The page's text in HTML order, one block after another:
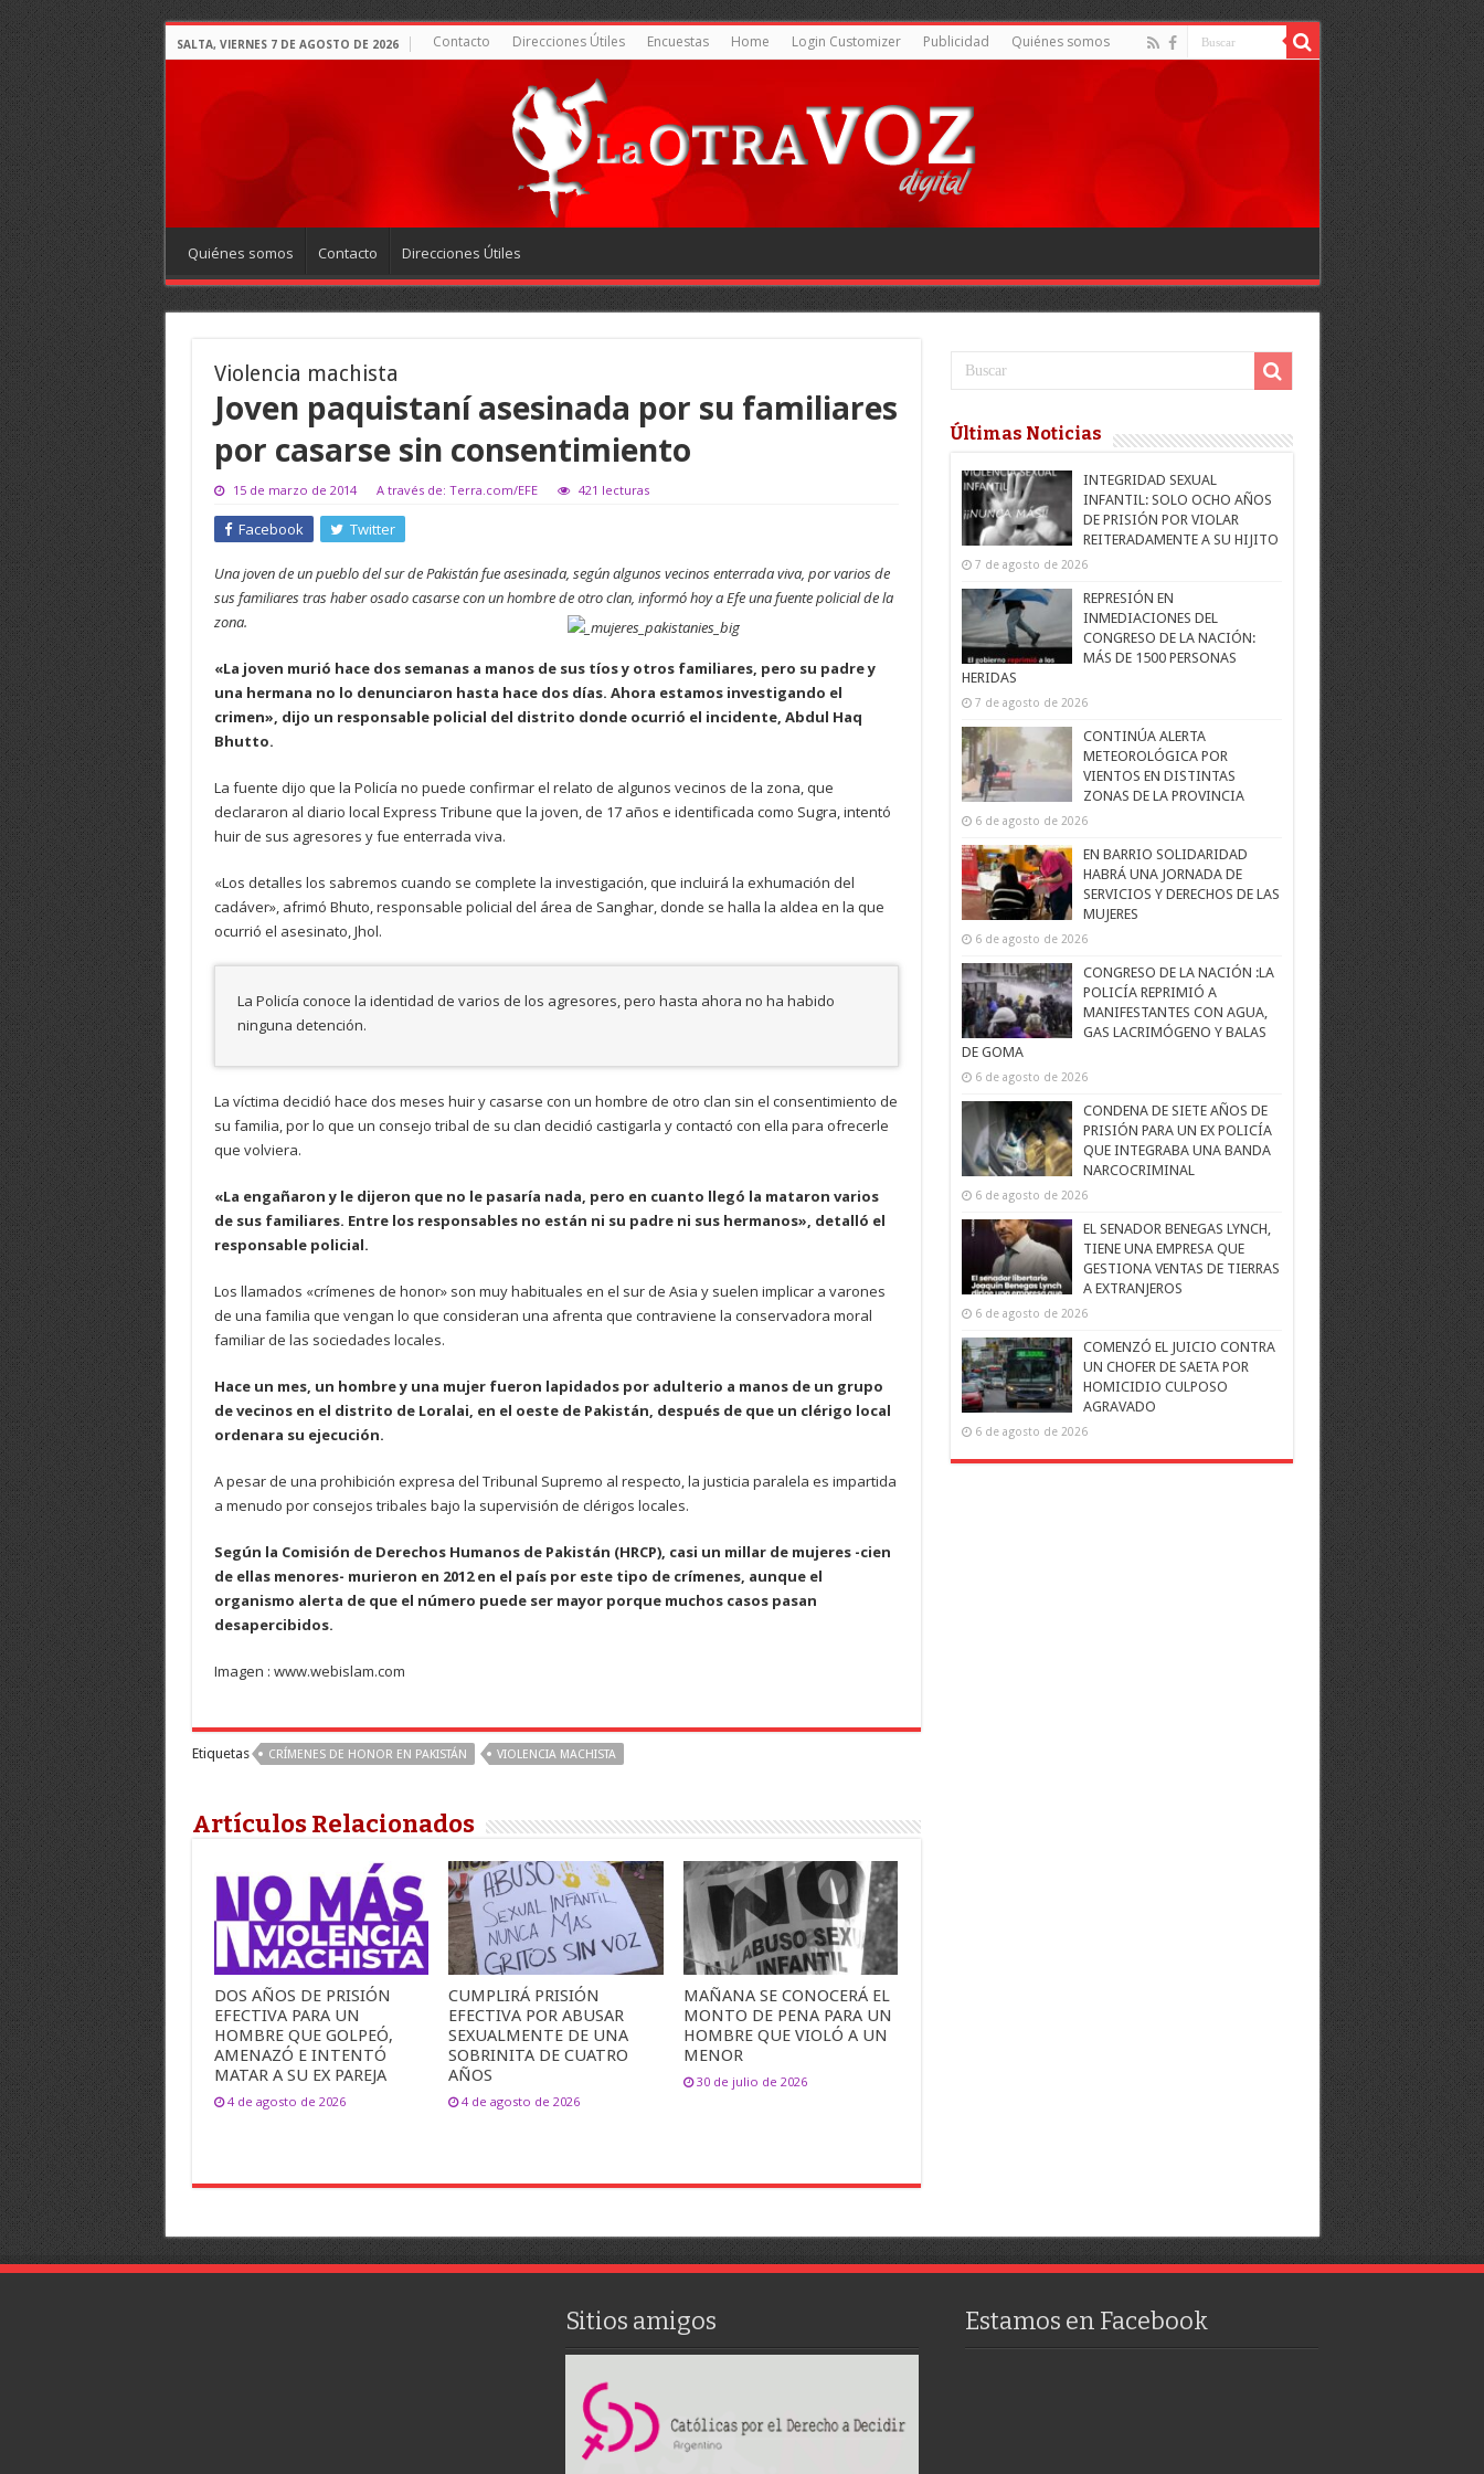
SALTA, VIERNES 7 DE AGOSTO DE 2026 Contacto Direcciones Útiles Encuestas Home Login Customizer Publicidad Quiénes somos
Quiénes somos Contacto Direcciones Útiles
Violencia machista
Joven paquistaní asesinada por su familiares
por casarse sin consentimiento
15 de marzo de 2014 A través de: Terra.com/EFE 421 lecturas
Facebook Twitter
Una joven de un pueblo del sur de Pakistán fue asesinada, según algunos vecinos enterrada viva, por varios de
sus familiares tras haber osado casarse con un hombre de otro clan, informó hoy a Efe una fuente policial de la
zona.
«La joven murió hace dos semanas a manos de sus tíos y otros familiares, pero su padre y
una hermana no lo denunciaron hasta hace dos días. Ahora estamos investigando el
crimen», dijo un responsable policial del distrito donde ocurrió el incidente, Abdul Haq
Bhutto.
La fuente dijo que la Policía no puede confirmar el relato de algunos vecinos de la zona, que
declararon al diario local Express Tribune que la joven, de 17 años e identificada como Sugra, intentó
huir de sus agresores y fue enterrada viva.
«Los detalles los sabremos cuando se complete la investigación, que incluirá la exhumación del
cadáver», afrimó Bhuto, responsable policial del área de Sanghar, donde se halla la aldea en la que
ocurrió el asesinato, Jhol.
La Policía conoce la identidad de varios de los agresores, pero hasta ahora no ha habido
ninguna detención.
La víctima decidió hace dos meses huir y casarse con un hombre de otro clan sin el consentimiento de
su familia, por lo que un consejo tribal de su clan decidió castigarla y contactó con ella para ofrecerle
que volviera.
«La engañaron y le dijeron que no le pasaría nada, pero en cuanto llegó la mataron varios
de sus familiares. Entre los responsables no están ni su padre ni sus hermanos», detalló el
responsable policial.
Los llamados «crímenes de honor» son muy habituales en el sur de Asia y suelen implicar a varones
de una familia que vengan lo que consideran una afrenta que contraviene la conservadora moral
familiar de las sociedades locales.
Hace un mes, un hombre y una mujer fueron lapidados por adulterio a manos de un grupo
de vecinos en el distrito de Loralai, en el oeste de Pakistán, después de que un clérigo local
ordenara su ejecución.
A pesar de una prohibición expresa del Tribunal Supremo al respecto, la justicia paralela es impartida
a menudo por consejos tribales bajo la supervisión de clérigos locales.
Según la Comisión de Derechos Humanos de Pakistán (HRCP), casi un millar de mujeres -cien
de ellas menores- murieron en 2012 en el país por este tipo de crímenes, aunque el
organismo alerta de que el número puede ser mayor porque muchos casos pasan
desapercibidos.
Imagen : www.webislam.com
Etiquetas CRÍMENES DE HONOR EN PAKISTÁN VIOLENCIA MACHISTA
Artículos Relacionados
DOS AÑOS DE PRISIÓN
EFECTIVA PARA UN
HOMBRE QUE GOLPEÓ,
AMENAZÓ E INTENTÓ
MATAR A SU EX PAREJA
4 de agosto de 2026
CUMPLIRÁ PRISIÓN
EFECTIVA POR ABUSAR
SEXUALMENTE DE UNA
SOBRINITA DE CUATRO
AÑOS
4 de agosto de 2026
MAÑANA SE CONOCERÁ EL
MONTO DE PENA PARA UN
HOMBRE QUE VIOLÓ A UN
MENOR
30 de julio de 2026
Últimas Noticias
INTEGRIDAD SEXUAL
INFANTIL: SOLO OCHO AÑOS
DE PRISIÓN POR VIOLAR
REITERADAMENTE A SU HIJITO
7 de agosto de 2026
REPRESIÓN EN
INMEDIACIONES DEL
CONGRESO DE LA NACIÓN:
MÁS DE 1500 PERSONAS
HERIDAS
7 de agosto de 2026
CONTINÚA ALERTA
METEOROLÓGICA POR
VIENTOS EN DISTINTAS
ZONAS DE LA PROVINCIA
6 de agosto de 2026
EN BARRIO SOLIDARIDAD
HABRÁ UNA JORNADA DE
SERVICIOS Y DERECHOS DE LAS
MUJERES
6 de agosto de 2026
CONGRESO DE LA NACIÓN :LA
POLICÍA REPRIMIÓ A
MANIFESTANTES CON AGUA,
GAS LACRIMÓGENO Y BALAS
DE GOMA
6 de agosto de 2026
CONDENA DE SIETE AÑOS DE
PRISIÓN PARA UN EX POLICÍA
QUE INTEGRABA UNA BANDA
NARCOCRIMINAL
6 de agosto de 2026
EL SENADOR BENEGAS LYNCH,
TIENE UNA EMPRESA QUE
GESTIONA VENTAS DE TIERRAS
A EXTRANJEROS
6 de agosto de 2026
COMENZÓ EL JUICIO CONTRA
UN CHOFER DE SAETA POR
HOMICIDIO CULPOSO
AGRAVADO
6 de agosto de 2026
Sitios amigos Estamos en Facebook